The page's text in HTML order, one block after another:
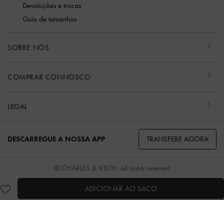
ADICIONAR AO SACO
Devoluções e trocas
Guia de tamanhos
SOBRE NÓS
COMPRAR CONNOSCO
LEGAL
DESCARREGUE A NOSSA APP TRANSFERE AGORA
© CHARLES & KEITH, all rights reserved